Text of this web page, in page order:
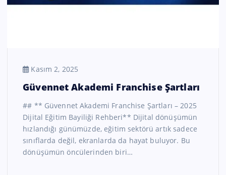
Kasım 2, 2025
Güvennet Akademi Franchise Şartları
## ** Güvennet Akademi Franchise Şartları – 2025
Dijital Eğitim Bayiliği Rehberi** Dijital dönüşümün
hızlandığı günümüzde, eğitim sektörü artık sadece
sınıflarda değil, ekranlarda da hayat buluyor. Bu
dönüşümün öncülerinden biri…